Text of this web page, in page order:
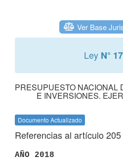
Ver Base
Ley N°
PRESUPUESTO NACIONAL
E INVERSIONES.
Documento Actualizado
Referencias al artículo 205
AÑO 2018